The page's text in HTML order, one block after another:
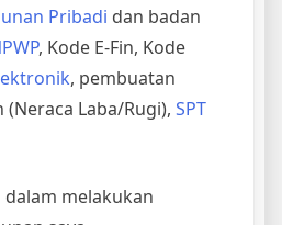
Pribadi dan badan
, Kode E-Fin, Kode
, pembuatan
Laba/Rugi), SPT
dalam melakukan